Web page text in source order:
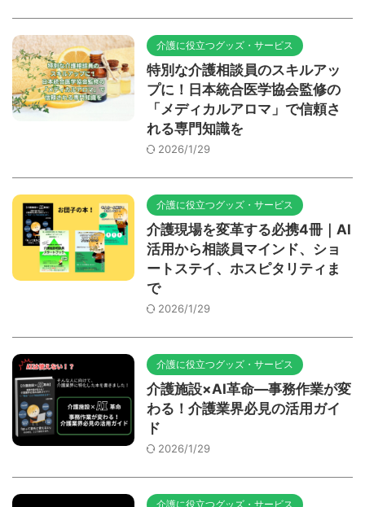
介護に役立つグッズ・サービス
特別な介護相談員のスキルアッ
プに！日本統合医学協会監修の
「メディカルアロマ」で信頼さ
れる専門知識を
2026/1/29
介護に役立つグッズ・サービス
介護現場を変革する必携4冊｜AI
活用から相談員マインド、ショ
ートステイ、ホスピタリティま
で
2026/1/29
介護に役立つグッズ・サービス
介護施設×AI革命―事務作業が変
わる！介護業界必見の活用ガイ
ド
2026/1/29
介護に役立つグッズ・サービス